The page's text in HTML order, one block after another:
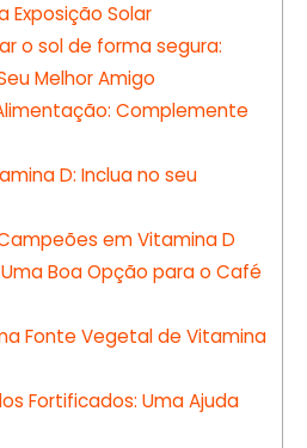
Solar
o sol de forma segura:
Melhor Amigo
Complemente
D: Inclua no seu
em Vitamina D
Boa Opção para o Café
Fonte Vegetal de Vitamina
Fortificados: Uma Ajuda